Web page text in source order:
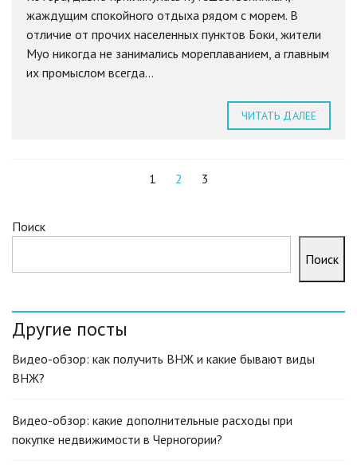
жаждущим спокойного отдыха рядом с морем. В
отличие от прочих населенных пунктов Боки, жители
Муо никогда не занимались мореплаванием, а главным
их промыслом всегда...
ЧИТАТЬ ДАЛЕЕ
1 2 3
Поиск
Поиск
Другие посты
Видео-обзор: как получить ВНЖ и какие бывают виды
ВНЖ?
Видео-обзор: какие дополнительные расходы при
покупке недвижимости в Черногории?